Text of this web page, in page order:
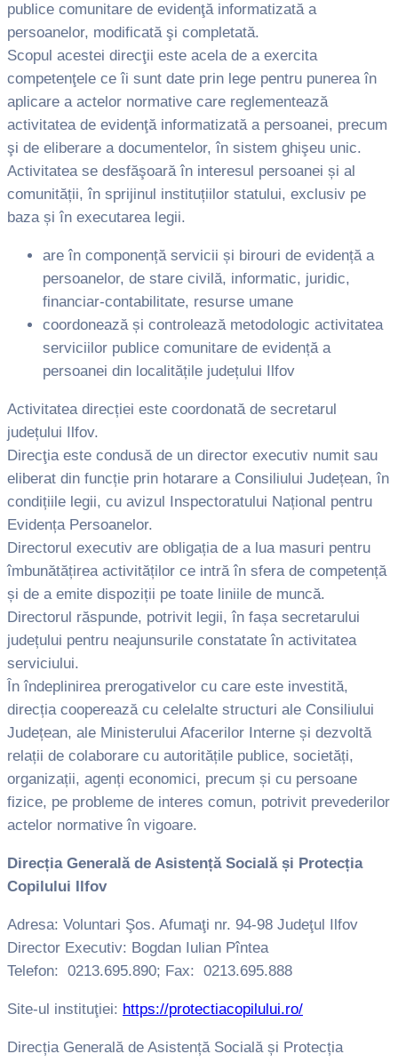
publice comunitare de evidenţă informatizată a
persoanelor, modificată şi completată.
Scopul acestei direcţii este acela de a exercita
competenţele ce îi sunt date prin lege pentru punerea în
aplicare a actelor normative care reglementează
activitatea de evidenţă informatizată a persoanei, precum
şi de eliberare a documentelor, în sistem ghişeu unic.
Activitatea se desfăşoară în interesul persoanei și al
comunității, în sprijinul instituțiilor statului, exclusiv pe
baza și în executarea legii.
are în componență servicii și birouri de evidență a
persoanelor, de stare civilă, informatic, juridic,
financiar-contabilitate, resurse umane
coordonează și controlează metodologic activitatea
serviciilor publice comunitare de evidență a
persoanei din localitățile județului Ilfov
Activitatea direcției este coordonată de secretarul
județului Ilfov.
Direcţia este condusă de un director executiv numit sau
eliberat din funcție prin hotarare a Consiliului Județean, în
condițiile legii, cu avizul Inspectoratului Național pentru
Evidența Persoanelor.
Directorul executiv are obligația de a lua masuri pentru
îmbunătățirea activităților ce intră în sfera de competență
și de a emite dispoziții pe toate liniile de muncă.
Directorul răspunde, potrivit legii, în fașa secretarului
județului pentru neajunsurile constatate în activitatea
serviciului.
În îndeplinirea prerogativelor cu care este investită,
direcția cooperează cu celelalte structuri ale Consiliului
Județean, ale Ministerului Afacerilor Interne și dezvoltă
relații de colaborare cu autoritățile publice, societăți,
organizații, agenți economici, precum și cu persoane
fizice, pe probleme de interes comun, potrivit prevederilor
actelor normative în vigoare.
Direcția Generală de Asistență Socială și Protecția
Copilului Ilfov
Adresa: Voluntari Şos. Afumaţi nr. 94-98 Judeţul Ilfov
Director Executiv: Bogdan Iulian Pîntea
Telefon: 0213.695.890; Fax: 0213.695.888
Site-ul instituţiei: https://protectiacopilului.ro/
Direcția Generală de Asistență Socială și Protecția